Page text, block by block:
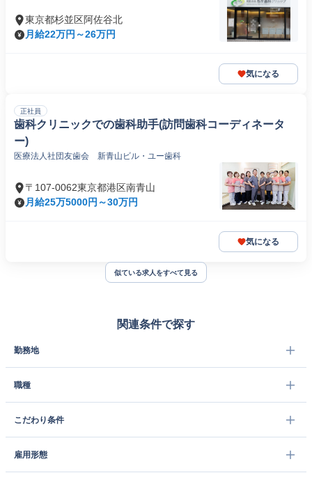
東京都杉並区阿佐谷北
月給22万円～26万円
気になる
正社員
歯科クリニックでの歯科助手(訪問歯科コーディネータ
ー)
医療法人社団友歯会 新青山ビル・ユー歯科
〒107-0062東京都港区南青山
月給25万5000円～30万円
気になる
似ている求人をすべて見る
関連条件で探す
勤務地
職種
こだわり条件
雇用形態